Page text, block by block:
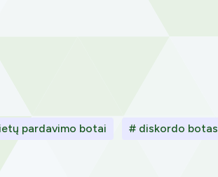
pardavimo botai
# diskordo botas